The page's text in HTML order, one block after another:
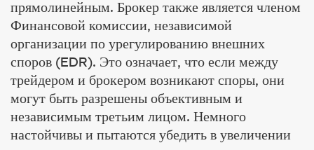
прямолинейным. Брокер также является членом
Финансовой комиссии, независимой
организации по урегулированию внешних
споров (EDR). Это означает, что если между
трейдером и брокером возникают споры, они
могут быть разрешены объективным и
независимым третьим лицом. Немного
настойчивы и пытаются убедить в увеличении